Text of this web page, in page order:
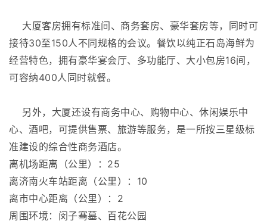
大厦客房拥有标准间、商务套房、豪华套房等，同时可
接待30至150人不同规格的会议。餐饮以纯正石岛海鲜为
经营特色，拥有豪华宴会厅、多功能厅、大小包房16间，
可容纳400人同时就餐。
另外，大厦还设有商务中心、购物中心、休闲娱乐中
心、酒吧，可提供售票、旅游等服务，是一所按三星级标
准建设的综合性商务酒店。
离机场距离（公里）：25
离济南火车站距离（公里）：10
离市中心距离（公里）：2
周围环境：闵子骞墓、百花公园